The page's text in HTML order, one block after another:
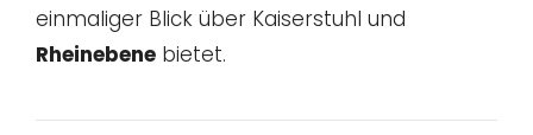
einmaliger Blick über Kaiserstuhl und
Rheinebene bietet.